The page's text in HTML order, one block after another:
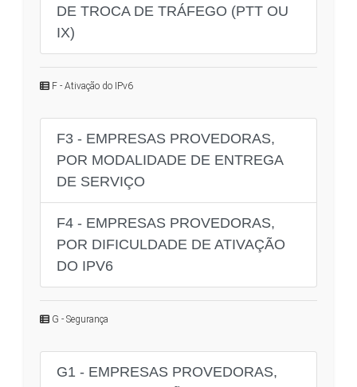
DE TROCA DE TRÁFEGO (PTT OU
IX)
F - Ativação do IPv6
F3 - EMPRESAS PROVEDORAS,
POR MODALIDADE DE ENTREGA
DE SERVIÇO
F4 - EMPRESAS PROVEDORAS,
POR DIFICULDADE DE ATIVAÇÃO
DO IPV6
G - Segurança
G1 - EMPRESAS PROVEDORAS,